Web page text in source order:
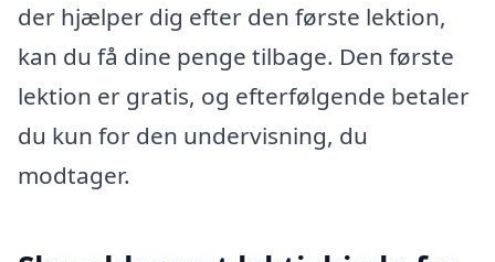
der hjælper dig efter den første lektion,
kan du få dine penge tilbage. Den første
lektion er gratis, og efterfølgende betaler
du kun for den undervisning, du
modtager.